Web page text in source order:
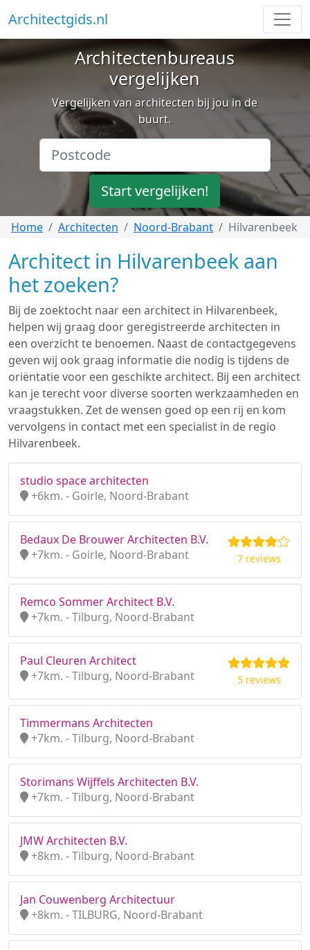
Architectgids.nl
Architectenbureaus
vergelijken
Vergelijken van architecten bij jou in de
buurt.
Start vergelijken!
Home Architecten Noord-Brabant Hilvarenbeek
Architect in Hilvarenbeek aan
het zoeken?
Bij de zoektocht naar een architect in Hilvarenbeek,
helpen wij graag door geregistreerde architecten in
een overzicht te benoemen. Naast de contactgegevens
geven wij ook graag informatie die nodig is tijdens de
oriëntatie voor een geschikte architect. Bij een architect
kan je terecht voor diverse soorten werkzaamheden en
vraagstukken. Zet de wensen goed op een rij en kom
vervolgens in contact met een specialist in de regio
Hilvarenbeek.
studio space architecten
+6km. - Goirle, Noord-Brabant
Bedaux De Brouwer Architecten B.V.
+7km. - Goirle, Noord-Brabant
7 reviews
Remco Sommer Architect B.V.
+7km. - Tilburg, Noord-Brabant
Paul Cleuren Architect
+7km. - Tilburg, Noord-Brabant
5 reviews
Timmermans Architecten
+7km. - Tilburg, Noord-Brabant
Storimans Wijffels Architecten B.V.
+7km. - Tilburg, Noord-Brabant
JMW Architecten B.V.
+8km. - Tilburg, Noord-Brabant
Jan Couwenberg Architectuur
+8km. - TILBURG, Noord-Brabant